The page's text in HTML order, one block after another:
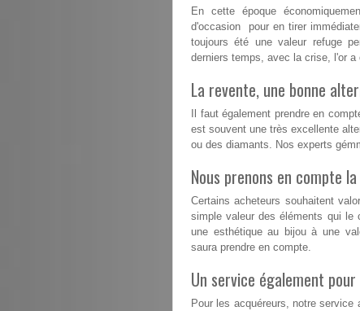
En cette époque
d'occasion pour en tirer
toujours été une valeur refuge
derniers temps, avec la crise, l'or a
La revente, une bonne
Il faut également prendre en
est souvent une très excellente
ou des diamants. Nos experts
Nous prenons en compte
Certains acheteurs souhaitent
simple valeur des éléments qui le
une esthétique au bijou à une
saura prendre en compte.
Un service également
Pour les acquéreurs, notre service